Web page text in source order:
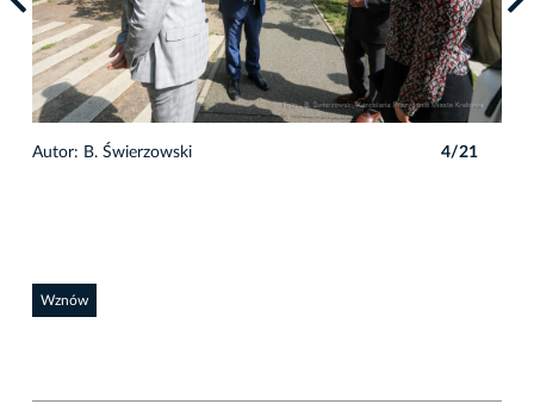
Autor: B. Świerzowski 4/21
Wznów